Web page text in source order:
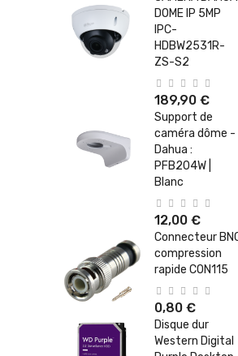
DOME IP 5MP
IPC-
HDBW2531R-
ZS-S2
189,90 €
Support de
caméra dôme -
Dahua :
PFB204W |
Blanc
12,00 €
Connecteur
compression
rapide CON115
0,80 €
Disque dur
Western Digital